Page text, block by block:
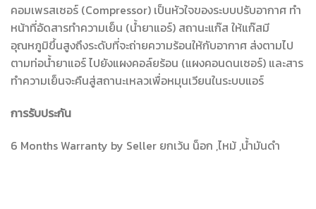
คอมเพรสเซอร์ (Compressor) เป็นหัวใจของระบบปรับอากาศ ทำ
หน้าที่อัดสารทำความเย็น (น้ำยาแอร์) สถานะแก๊ส ให้แก๊สมี
อุณหภูมิขึ้นสูงถึงระดับที่จะถ่ายความร้อนให้กับอากาศ ส่งตามไป
ตามท่อน้ำยาแอร์ ไปยังแผงคอล์ยร้อน (แผงคอนดนเซอร์) และสาร
ทำความเย็นจะคืนสู่สถานะเหลวเพื่อหมุนเวียนในระบบแอร์
การรับประกัน
6 Months Warranty by Seller ยกเว้น น็อก ,ไหม้ ,น้ำมันดำ